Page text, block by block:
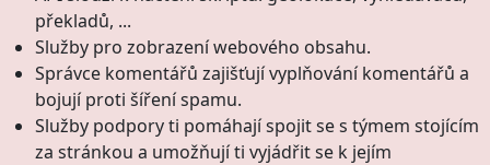
překladů, ...
Služby pro zobrazení webového obsahu.
Správce komentářů zajišťují vyplňování komentářů a
bojují proti šíření spamu.
Služby podpory ti pomáhají spojit se s týmem stojícím
za stránkou a umožňují ti vyjádřit se k jejím